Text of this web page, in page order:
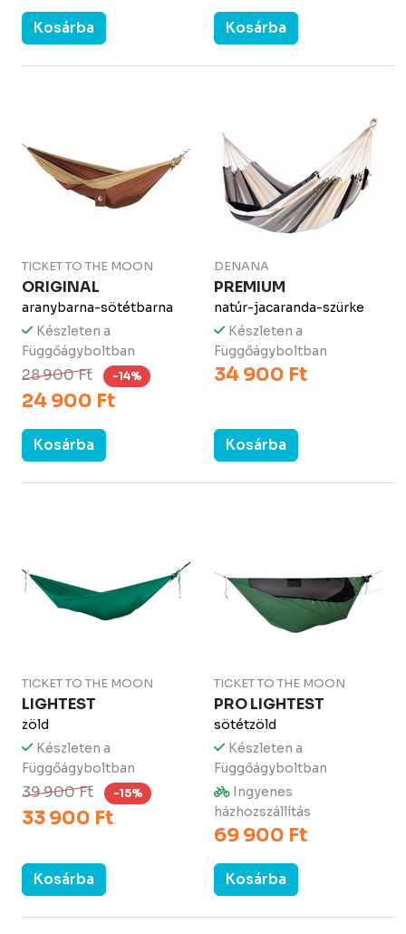
Kosárba Kosárba
TICKET TO THE MOON
ORIGINAL
aranybarna-sötétbarna
Készleten a
Függőágyboltban
28 900 Ft -14%
24 900 Ft
Kosárba
DENANA
PREMIUM
natúr-jacaranda-szürke
Készleten a
Függőágyboltban
34 900 Ft
Kosárba
TICKET TO THE MOON
LIGHTEST
zöld
Készleten a
Függőágyboltban
39 900 Ft -15%
33 900 Ft
Kosárba
TICKET TO THE MOON
PRO LIGHTEST
sötétzöld
Készleten a
Függőágyboltban
Ingyenes
házhozszállítás
69 900 Ft
Kosárba